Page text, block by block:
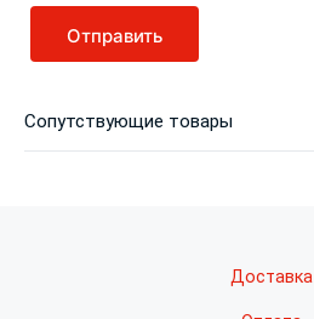
Сопутствующие товары
Доставка